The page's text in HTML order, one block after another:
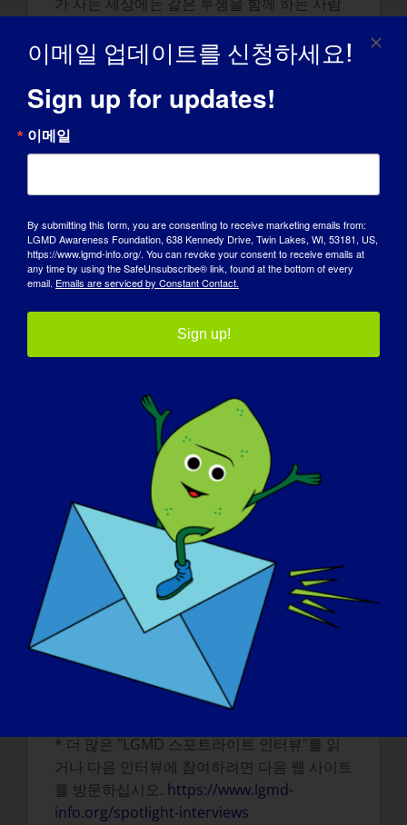
이 세상의 모든 삶에는 하나님의 목적이 있습니
다. 저는 LGMD가 제 인생에서 가장 큰 도전이
될 수 있는 느낌을 주었다고 생각합니다. 우리
는 상대이고, 모든 좋은 싸움이 그렇듯이 저는
당연히 승리할 때까지 끝까지 싸울 생각입니다!
사람들이 이 질병을 앓고 있는 만큼 전 세계가
LGMD에 대해 알아야 합니다. 이 질환을 도울
수 있는 방법을 아는 것이 중요합니다. 이를 안
다고 해서 신체적 제약이 있는 다른 사람들보다
더 낫거나 더 나빠지는 것은 아닙니다. 그리고
가까운 미래에 전 세계가 이 질병에 대한 치료
법이 있다는 가장 위대한 소식을 알게 되기를
내일 LGMD가 "완치"될 수 있다면 가장 먼저
하고 싶은 일은 무엇인가요?
내일 완치된다면 하나님의 이름에 영광을 돌릴
것입니다. 축구를 하고 계단을 오르고 다른 사
람의 도움 없이 앉았다 일어서는 등의 일을 할
것입니다. 대부분의 사람들은 별다른 관심을 두
지 않지만 휠체어를 탄 우리에게는 꿈과도 같은
일상적인 활동입니다. 완치는 역사책에 기록될
위대한 승리가 될 것입니다.
* 더 많은 "LGMD 스포트라이트 인터뷰"를 읽
거나 다음 인터뷰에 참여하려면 다음 웹 사이트
를 방문하십시오. https://www.lgmd-
info.org/spotlight-interviews
이메일 업데이트를 신청하세요!
Sign up for updates!
이메일
By submitting this form, you are consenting to receive marketing emails from:
LGMD Awareness Foundation, 638 Kennedy Drive, Twin Lakes, WI, 53181, US,
https://www.lgmd-info.org/. You can revoke your consent to receive emails at
any time by using the SafeUnsubscribe® link, found at the bottom of every
email. Emails are serviced by Constant Contact.
Sign up!